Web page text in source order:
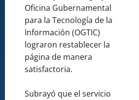
Oficina Gubernamental
para la Tecnología de la
Información (OGTIC)
lograron restablecer la
página de manera
satisfactoria.
Subrayó que el servicio